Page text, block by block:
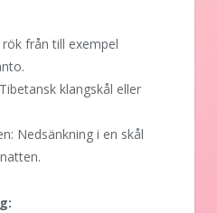
rök från till exempel
klangskål eller
Nedsänkning i en skål